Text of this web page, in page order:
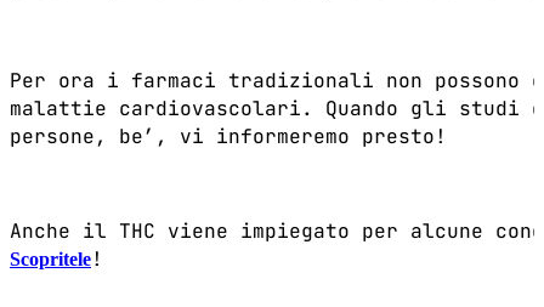
Per ora i farmaci tradizionali non possono
malattie cardiovascolari. Quando gli studi
persone, be’, vi informeremo presto!
Anche il THC viene impiegato per alcune
Scopritele!